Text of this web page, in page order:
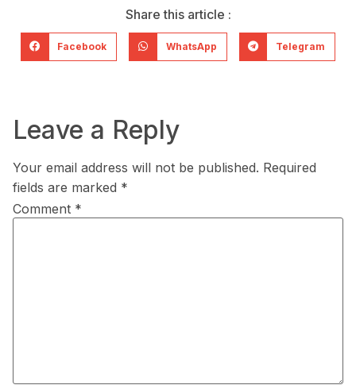
Share this article :
Facebook WhatsApp Telegram
Leave a Reply
Your email address will not be published. Required
fields are marked *
Comment *